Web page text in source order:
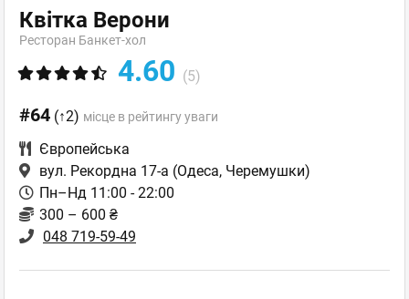
Квітка Верони
Ресторан Банкет-хол
4.60 (5)
#64 (↑2) місце в рейтингу уваги
Європейська
вул. Рекордна 17-а (Одеса, Черемушки)
Пн–Нд 11:00 - 22:00
300 – 600 ₴
048 719-59-49